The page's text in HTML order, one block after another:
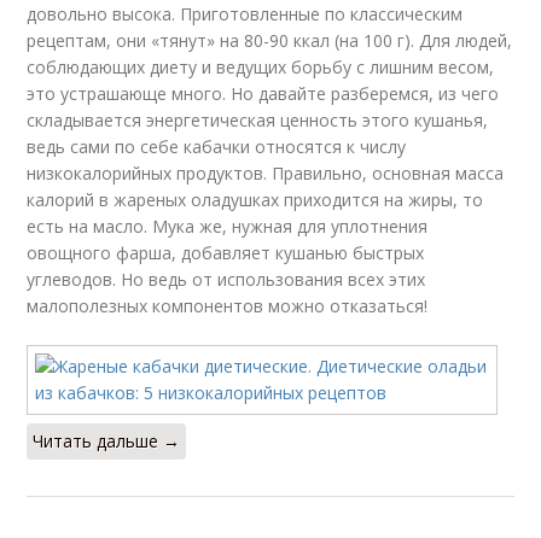
довольно высока. Приготовленные по классическим
рецептам, они «тянут» на 80-90 ккал (на 100 г). Для людей,
соблюдающих диету и ведущих борьбу с лишним весом,
это устрашающе много. Но давайте разберемся, из чего
складывается энергетическая ценность этого кушанья,
ведь сами по себе кабачки относятся к числу
низкокалорийных продуктов. Правильно, основная масса
калорий в жареных оладушках приходится на жиры, то
есть на масло. Мука же, нужная для уплотнения
овощного фарша, добавляет кушанью быстрых
углеводов. Но ведь от использования всех этих
малополезных компонентов можно отказаться!
Читать дальше →